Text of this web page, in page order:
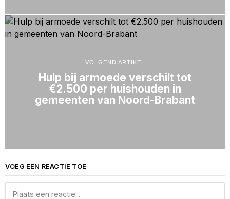
VOLGEND ARTIKEL
Hulp bij armoede verschilt tot
€2.500 per huishouden in
gemeenten van Noord-Brabant
VOEG EEN REACTIE TOE